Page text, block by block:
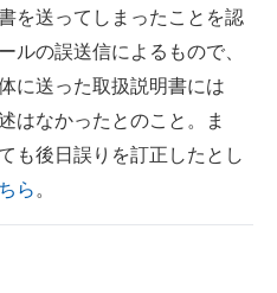
を送ってしまったことを認
ルの誤送信によるもので、
に送った取扱説明書には
はなかったとのこと。ま
も後日誤りを訂正したとし
ら 。